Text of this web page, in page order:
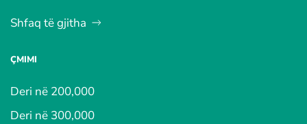
Shfaq të gjitha
ÇMIMI
Deri në 200,000
Deri në 300,000